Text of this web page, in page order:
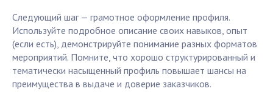
Следующий шаг — грамотное оформление профиля.
Используйте подробное описание своих навыков, опыт
(если есть), демонстрируйте понимание разных форматов
мероприятий. Помните, что хорошо структурированный и
тематически насыщенный профиль повышает шансы на
преимущества в выдаче и доверие заказчиков.